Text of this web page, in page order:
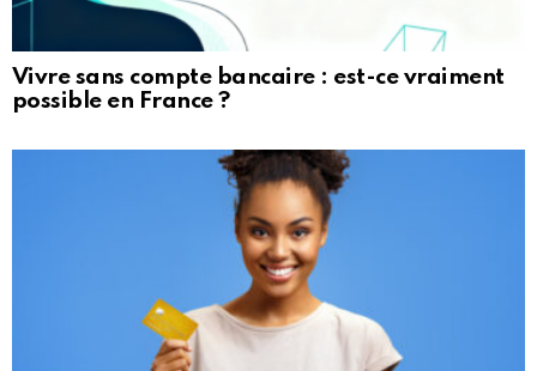
Vivre sans compte bancaire : est-ce vraiment
possible en France ?